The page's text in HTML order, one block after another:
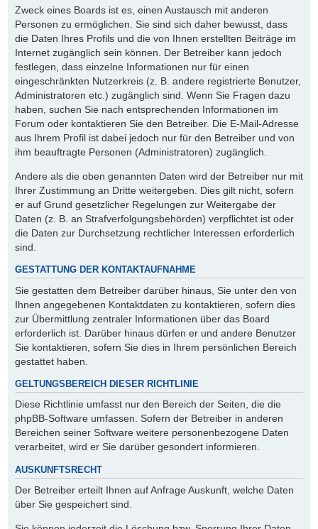
Zweck eines Boards ist es, einen Austausch mit anderen
Personen zu ermöglichen. Sie sind sich daher bewusst, dass
die Daten Ihres Profils und die von Ihnen erstellten Beiträge im
Internet zugänglich sein können. Der Betreiber kann jedoch
festlegen, dass einzelne Informationen nur für einen
eingeschränkten Nutzerkreis (z. B. andere registrierte Benutzer,
Administratoren etc.) zugänglich sind. Wenn Sie Fragen dazu
haben, suchen Sie nach entsprechenden Informationen im
Forum oder kontaktieren Sie den Betreiber. Die E-Mail-Adresse
aus Ihrem Profil ist dabei jedoch nur für den Betreiber und von
ihm beauftragte Personen (Administratoren) zugänglich.
Andere als die oben genannten Daten wird der Betreiber nur mit
Ihrer Zustimmung an Dritte weitergeben. Dies gilt nicht, sofern
er auf Grund gesetzlicher Regelungen zur Weitergabe der
Daten (z. B. an Strafverfolgungsbehörden) verpflichtet ist oder
die Daten zur Durchsetzung rechtlicher Interessen erforderlich
sind.
GESTATTUNG DER KONTAKTAUFNAHME
Sie gestatten dem Betreiber darüber hinaus, Sie unter den von
Ihnen angegebenen Kontaktdaten zu kontaktieren, sofern dies
zur Übermittlung zentraler Informationen über das Board
erforderlich ist. Darüber hinaus dürfen er und andere Benutzer
Sie kontaktieren, sofern Sie dies in Ihrem persönlichen Bereich
gestattet haben.
GELTUNGSBEREICH DIESER RICHTLINIE
Diese Richtlinie umfasst nur den Bereich der Seiten, die die
phpBB-Software umfassen. Sofern der Betreiber in anderen
Bereichen seiner Software weitere personenbezogene Daten
verarbeitet, wird er Sie darüber gesondert informieren.
AUSKUNFTSRECHT
Der Betreiber erteilt Ihnen auf Anfrage Auskunft, welche Daten
über Sie gespeichert sind.